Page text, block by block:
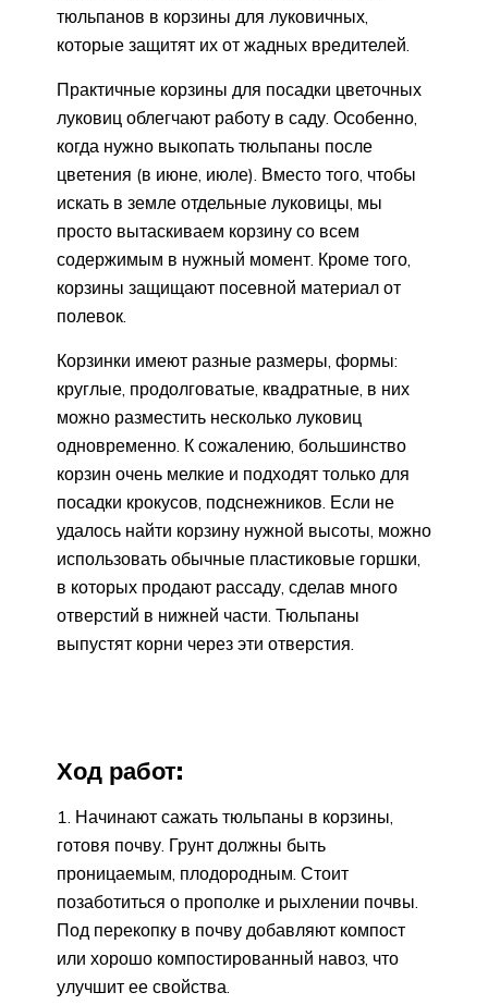
тюльпанов в корзины для луковичных,
которые защитят их от жадных вредителей.
Практичные корзины для посадки цветочных
луковиц облегчают работу в саду. Особенно,
когда нужно выкопать тюльпаны после
цветения (в июне, июле). Вместо того, чтобы
искать в земле отдельные луковицы, мы
просто вытаскиваем корзину со всем
содержимым в нужный момент. Кроме того,
корзины защищают посевной материал от
полевок.
Корзинки имеют разные размеры, формы:
круглые, продолговатые, квадратные, в них
можно разместить несколько луковиц
одновременно. К сожалению, большинство
корзин очень мелкие и подходят только для
посадки крокусов, подснежников. Если не
удалось найти корзину нужной высоты, можно
использовать обычные пластиковые горшки,
в которых продают рассаду, сделав много
отверстий в нижней части. Тюльпаны
выпустят корни через эти отверстия.
Ход работ:
Начинают сажать тюльпаны в корзины,
готовя почву. Грунт должны быть
проницаемым, плодородным. Стоит
позаботиться о прополке и рыхлении почвы.
Под перекопку в почву добавляют компост
или хорошо компостированный навоз, что
улучшит ее свойства.